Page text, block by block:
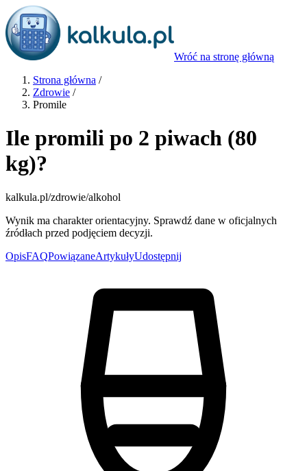
Wróć na stronę główną
Strona główna /
Zdrowie /
Promile
Ile promili po 2 piwach (80
kg)?
kalkula.pl/zdrowie/alkohol
Wynik ma charakter orientacyjny. Sprawdź dane w oficjalnych
źródłach przed podjęciem decyzji.
OpisFAQPowiązaneArtykułyUdostępnij